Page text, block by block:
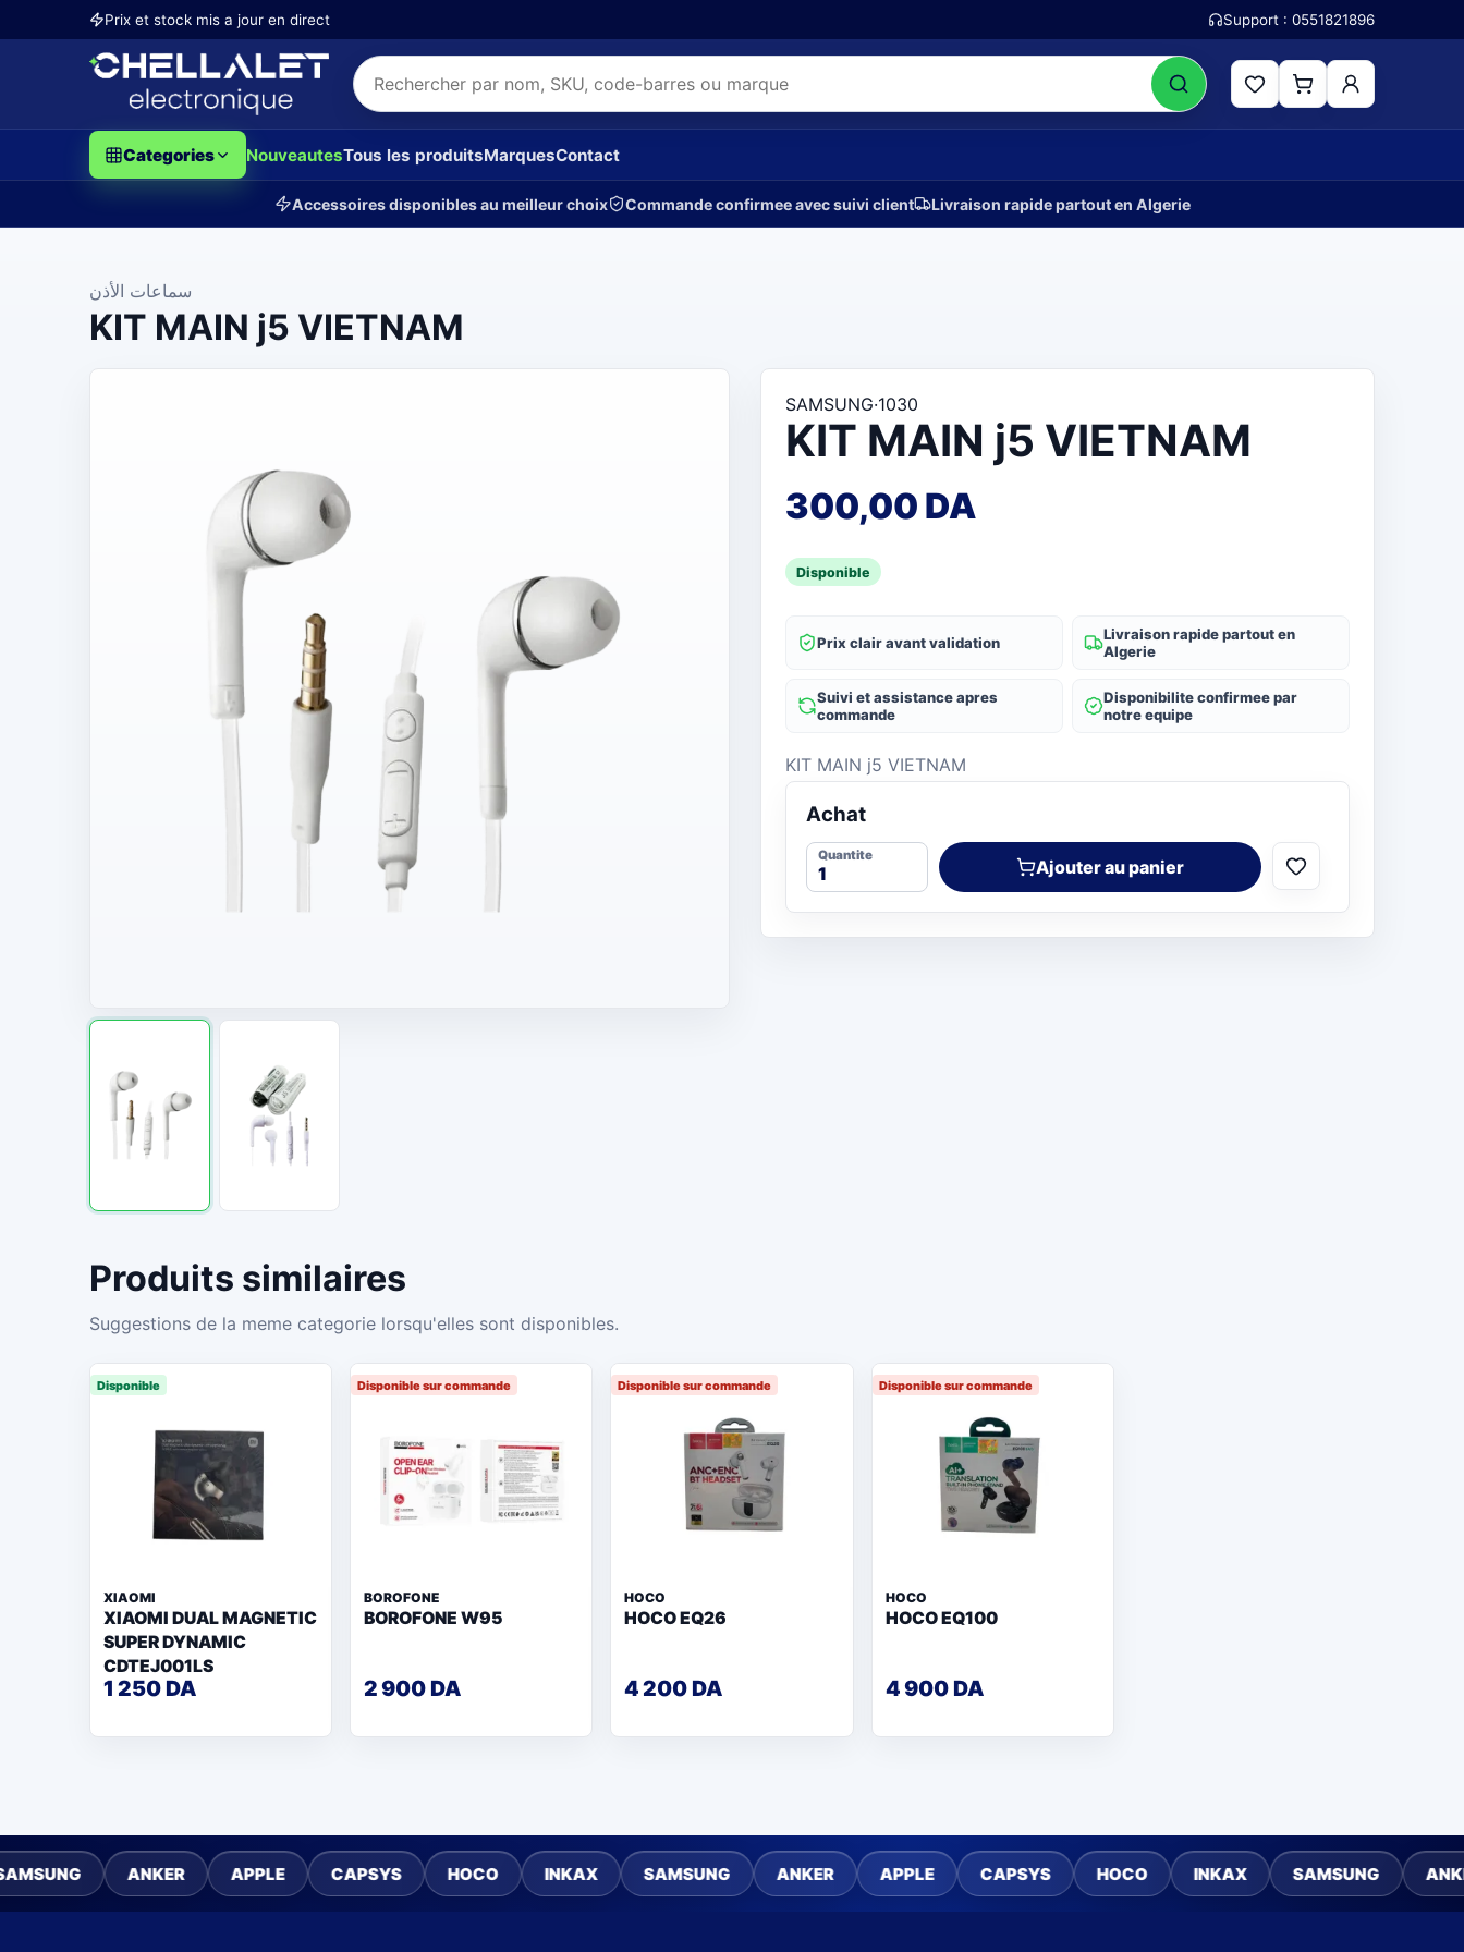
Prix et stock mis a jour en direct Support : 0551821896
Categories NouveautesTous les produitsMarquesContact
Accessoires disponibles au meilleur choix Commande confirmee avec suivi client Livraison rapide partout en Algerie
سماعات الأذن
KIT MAIN j5 VIETNAM
SAMSUNG·1030
KIT MAIN j5 VIETNAM
300,00 DA
Disponible
Prix clair avant validation
Livraison rapide partout en
Algerie
Suivi et assistance apres
commande
Disponibilite confirmee par
notre equipe
KIT MAIN j5 VIETNAM
Achat
Quantite
Ajouter au panier
Produits similaires
Suggestions de la meme categorie lorsqu'elles sont disponibles.
Disponible
XIAOMI
XIAOMI DUAL MAGNETIC
SUPER DYNAMIC
CDTEJ001LS
1 250 DA
Disponible sur commande
BOROFONE
BOROFONE W95
2 900 DA
Disponible sur commande
HOCO
HOCO EQ26
4 200 DA
Disponible sur commande
HOCO
HOCO EQ100
4 900 DA
ANKER APPLE CAPSYS HOCO INKAX SAMSUNG ANKER APPLE CAPSYS HOCO INKAX SAMSUNG ANKER